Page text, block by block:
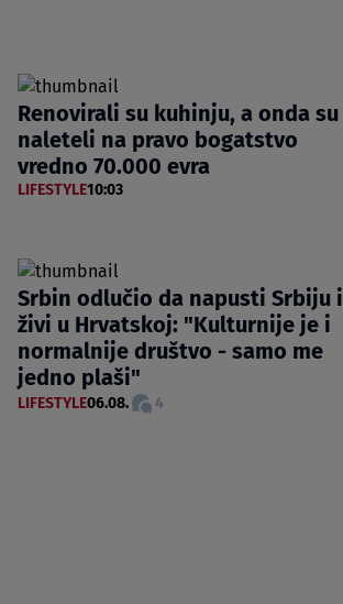
Renovirali su kuhinju, a onda su
naleteli na pravo bogatstvo
vredno 70.000 evra
LIFESTYLE10:03
Srbin odlučio da napusti Srbiju i
živi u Hrvatskoj: "Kulturnije je i
normalnije društvo - samo me
jedno plaši"
LIFESTYLE06.08. 4